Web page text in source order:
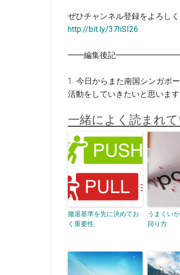
ぜひチャンネル登録をよろし
http://bit.ly/37hSI26
━━編集後記
1. 今日からまた南国シンガポ
活動をしていきたいと思います
一緒によく読まれ
撤退基準を先に決めてお
く重要性
うまくい
回り方